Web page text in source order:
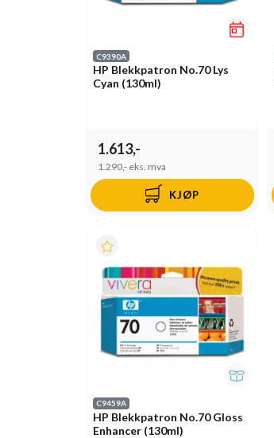
C9390A
HP Blekkpatron No.70 Lys
Cyan (130ml)
1.613,-
1.290,- eks. mva
KJØP
C9459A
HP Blekkpatron No.70 Gloss
Enhancer (130ml)